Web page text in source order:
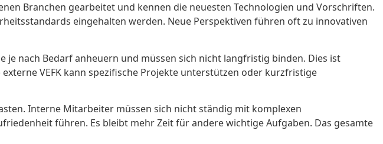
Branchen gearbeitet und kennen die neuesten Technologien und Vorschriften.
eingehalten werden. Neue Perspektiven führen oft zu innovativen
je nach Bedarf anheuern und müssen sich nicht langfristig binden. Dies ist
VEFK kann spezifische Projekte unterstützen oder kurzfristige
Interne Mitarbeiter müssen sich nicht ständig mit komplexen
führen. Es bleibt mehr Zeit für andere wichtige Aufgaben. Das gesamte